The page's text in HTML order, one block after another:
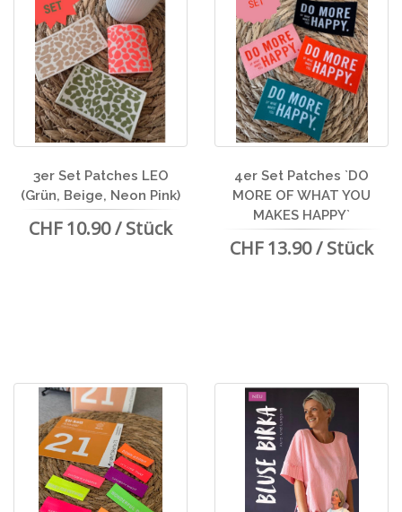
3er Set Patches LEO
(Grün, Beige, Neon Pink)
CHF 10.90 / Stück
4er Set Patches `DO
MORE OF WHAT YOU
MAKES HAPPY`
CHF 13.90 / Stück